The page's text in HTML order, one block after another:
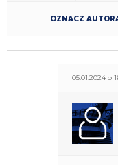
OZNACZ
05.01.2024 o